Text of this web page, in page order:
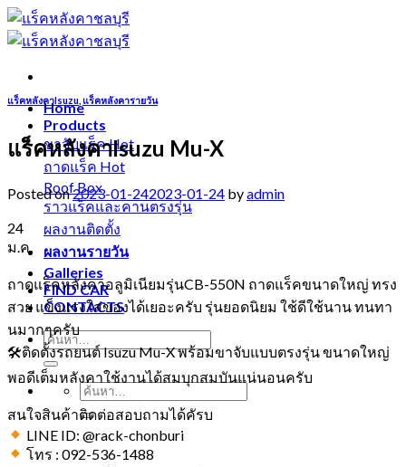
Skip
to
content
Home
Products
ขาจับแร็ค
ถาดแร็ค
Roof Box
ราวแร็คและคานตรงรุ่น
ผลงานติดตั้ง
ผลงานรายวัน
Galleries
FIND CAR
CONTACTS
แร็คหลังคาIsuzu แร็คหลังคารายวัน
แร็คหลังคาIsuzu Mu-X
Posted on2023-01-242023-01-24 byadmin
24
ม.ค.
ถาดแร็คหลังคาอลูมิเนียมรุ่นCB-550N ถาดแร็คขนาดใหญ่ ทรง
สวย แข็งแรงใส่ของได้เยอะครับ รุ่นยอดนิยม ใช้ดีใช้นาน ทนทา
นมากๆครับ
🛠ติดตั้งรถยนต์ Isuzu Mu-X พร้อมขาจับแบบตรงรุ่น ขนาดใหญ่
พอดีเต็มหลังคาใช้งานได้สมบุกสมบันแน่นอนครับ
สนใจสินค้าติดต่อสอบถามได้คัรบ
LINE ID: @rack-chonburi
โทร : 092-536-1488